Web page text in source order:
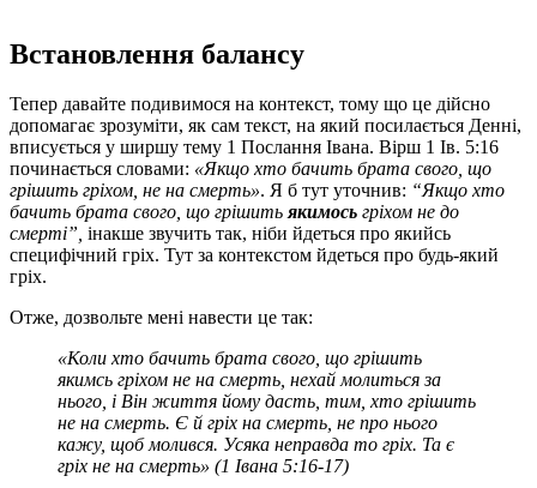
Встановлення балансу
Тепер давайте подивимося на контекст, тому що це дійсно
допомагає зрозуміти, як сам текст, на який посилається Денні,
вписується у ширшу тему 1 Послання Івана. Вірш 1 Ів. 5:16
починається словами: «Якщо хто бачить брата свого, що
грішить гріхом, не на смерть». Я б тут уточнив: “Якщо хто
бачить брата свого, що грішитьякимось гріхом не до
смерті”, інакше звучить так, ніби йдеться про якийсь
специфічний гріх. Тут за контекстом йдеться про будь-який
гріх.
Отже, дозвольте мені навести це так:
«Коли хто бачить брата свого, що грішить
якимсь гріхом не на смерть, нехай молиться за
нього, і Він життя йому дасть, тим, хто грішить
не на смерть. Є й гріх на смерть, не про нього
кажу, щоб молився. Усяка неправда то гріх. Та є
гріх не на смерть» (1 Івана 5:16-17)